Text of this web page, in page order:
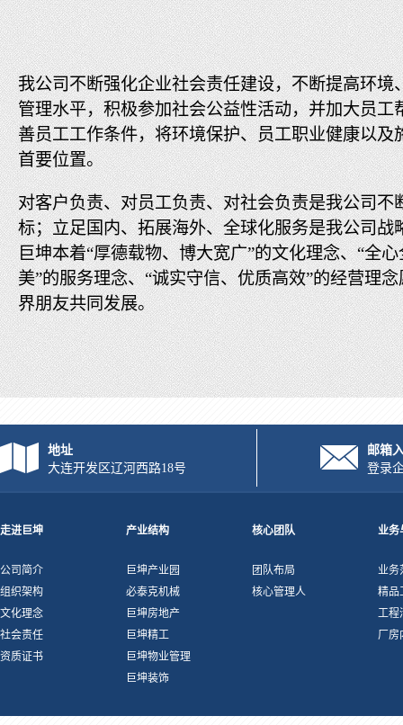
我公司不断强化企业社会责任建设，不断提高环境
管理水平，积极参加社会公益性活动，并加大员工
善员工工作条件，将环境保护、员工职业健康以及
首要位置。
对客户负责、对员工负责、对社会负责是我公司不
标；立足国内、拓展海外、全球化服务是我公司战
巨坤本着“厚德载物、博大宽广”的文化理念、“全
美”的服务理念、“诚实守信、优质高效”的经营理
界朋友共同发展。
地址
大连开发区辽河西路18号
邮箱
登录
走进巨坤
公司简介
组织架构
文化理念
社会责任
资质证书
产业结构
巨坤产业园
必泰克机械
巨坤房地产
巨坤精工
巨坤物业管理
巨坤装饰
核心团队
团队布局
核心管理人
业务
业务
精品
工程
厂房